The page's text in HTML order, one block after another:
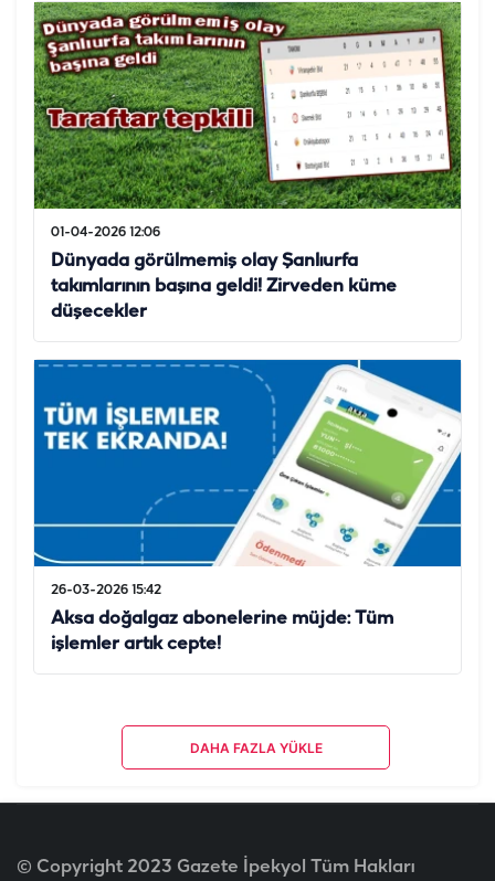
01-04-2026 12:06
Dünyada görülmemiş olay Şanlıurfa
takımlarının başına geldi! Zirveden küme
düşecekler
26-03-2026 15:42
Aksa doğalgaz abonelerine müjde: Tüm
işlemler artık cepte!
DAHA FAZLA YÜKLE
© Copyright 2023 Gazete İpekyol Tüm Hakları